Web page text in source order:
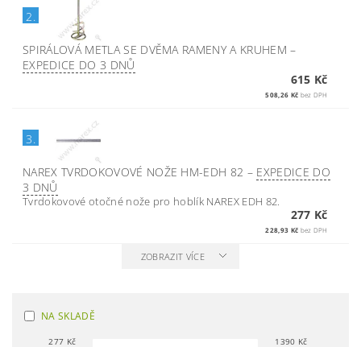
2.
SPIRÁLOVÁ METLA SE DVĚMA RAMENY A KRUHEM–
EXPEDICE DO 3 DNŮ
615 Kč
508,26 Kč bez DPH
3.
NAREX TVRDOKOVOVÉ NOŽE HM-EDH 82 – EXPEDICE DO
3 DNŮ
Tvrdokovové otočné nože pro hoblík NAREX EDH 82.
277 Kč
228,93 Kč bez DPH
ZOBRAZIT VÍCE
NA SKLADĚ
277 Kč 1390 Kč